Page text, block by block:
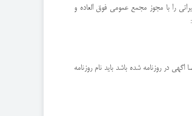
را با مجوز مجمع عمومی فوق العاده و
در روزنامه شده باشد باید نام روزنامه